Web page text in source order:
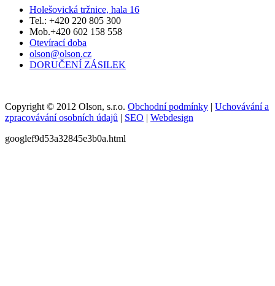
Holešovická tržnice, hala 16
Tel.: +420 220 805 300
Mob.+420 602 158 558
Otevírací doba
olson@olson.cz
DORUČENÍ ZÁSILEK
Copyright © 2012 Olson, s.r.o. Obchodní podmínky | Uchovávání a
zpracovávání osobních údajů | SEO | Webdesign
googlef9d53a32845e3b0a.html